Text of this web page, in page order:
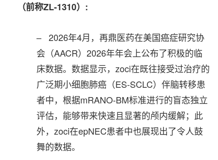
（前称ZL-1310） :
– 2026年4月，再鼎医药在美国癌症研究协
会（AACR）2026年年会上公布了积极的临
床数据。数据显示，zoci在既往接受过治疗的
广泛期小细胞肺癌（ES-SCLC）伴脑转移患
者中，根据mRANO-BM标准进行的盲态独立
评估，能够带来快速且显著的颅内缓解；此
外，zoci在epNEC患者中也展现出了令人鼓
舞的数据。